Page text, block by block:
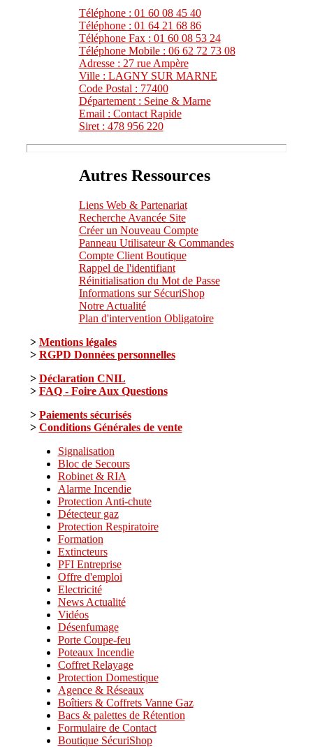
Téléphone : 01 60 08 45 40
Téléphone : 01 64 21 68 86
Téléphone Fax : 01 60 08 53 24
Téléphone Mobile : 06 62 72 73 08
Adresse : 27 rue Ampère
Ville : LAGNY SUR MARNE
Code Postal : 77400
Département : Seine & Marne
Email : Contact Rapide
Siret : 478 956 220
Autres Ressources
Liens Web & Partenariat
Recherche Avancée Site
Créer un Nouveau Compte
Panneau Utilisateur & Commandes
Compte Client Boutique
Rappel de l'identifiant
Réinitialisation du Mot de Passe
Informations sur SécuriShop
Notre Actualité
Plan d'intervention Obligatoire
> Mentions légales
> RGPD Données personnelles
> Déclaration CNIL
> FAQ - Foire Aux Questions
> Paiements sécurisés
> Conditions Générales de vente
Signalisation
Bloc de Secours
Robinet & RIA
Alarme Incendie
Protection Anti-chute
Détecteur gaz
Protection Respiratoire
Formation
Extincteurs
PFI Entreprise
Offre d'emploi
Electricité
News Actualité
Vidéos
Désenfumage
Porte Coupe-feu
Poteaux Incendie
Coffret Relayage
Protection Domestique
Agence & Réseaux
Boîtiers & Coffrets Vanne Gaz
Bacs & palettes de Rétention
Formulaire de Contact
Boutique SécuriShop